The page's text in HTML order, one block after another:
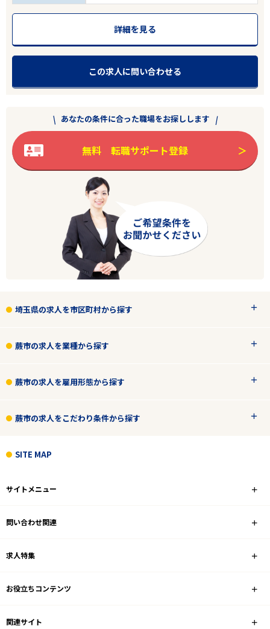
詳細を見る
この求人に問い合わせる
あなたの条件に合った職場をお探しします
無料 転職サポート登録
埼玉県の求人を市区町村から探す
蕨市の求人を業種から探す
蕨市の求人を雇用形態から探す
蕨市の求人をこだわり条件から探す
SITE MAP
サイトメニュー
問い合わせ関連
求人特集
お役立ちコンテンツ
関連サイト